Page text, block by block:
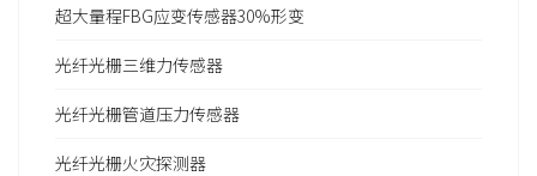
超大量程FBG应变传感器30%形变
光纤光栅三维力传感器
光纤光栅管道压力传感器
光纤光栅火灾探测器